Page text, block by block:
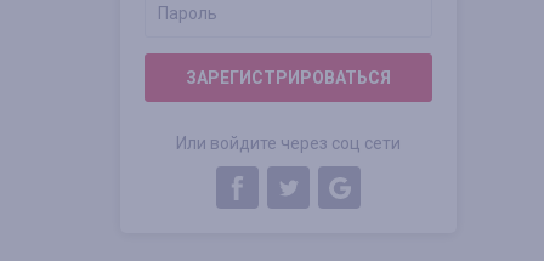
ЗАРЕГИСТРИРОВАТЬСЯ
Или войдите через соц сети